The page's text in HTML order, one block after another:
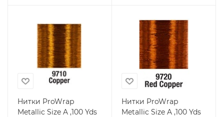
Нитки ProWrap
Metallic Size A ,100 Yds
Нитки ProWrap
Metallic Size A ,100 Yds